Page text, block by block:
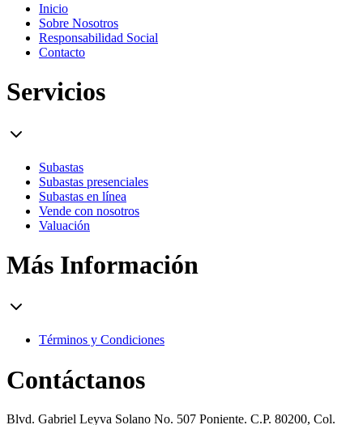
Inicio
Sobre Nosotros
Responsabilidad Social
Contacto
Servicios
Subastas
Subastas presenciales
Subastas en línea
Vende con nosotros
Valuación
Más Información
Términos y Condiciones
Contáctanos
Blvd. Gabriel Leyva Solano No. 507 Poniente. C.P. 80200, Col.